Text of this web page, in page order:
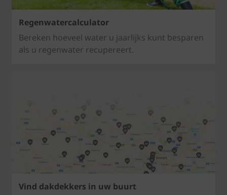
Regenwatercalculator
Bereken hoeveel water u jaarlijks kunt besparen
als u regenwater recupereert.
Vind dakdekkers in uw buurt